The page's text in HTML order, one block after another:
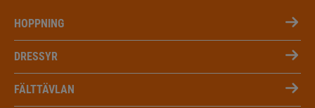
HOPPNING
DRESSYR
FÄLTTÄVLAN